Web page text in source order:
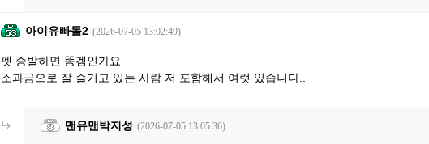
아이유빠돌2 (2026-07-05 13:02:49)
펫 증발하면 똥겜인가요
소과금으로 잘 즐기고 있는 사람 저 포함해서 여럿 있습니다..
맨유맨박지성 (2026-07-05 13:05:36)